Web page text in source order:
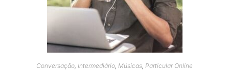
Conversação, Intermediário, Músicas, Particular Online